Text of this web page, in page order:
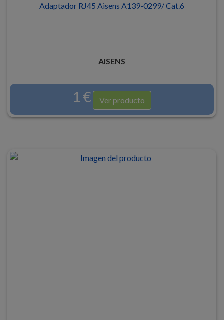
Adaptador RJ45 Aisens A139-0299/ Cat.6
AISENS
1 € Ver producto